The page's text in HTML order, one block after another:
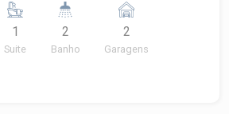
de 2 dormitórios está
e promete oferecer
em um só lugar.
1
Suite
2
Banho
2
Garagens